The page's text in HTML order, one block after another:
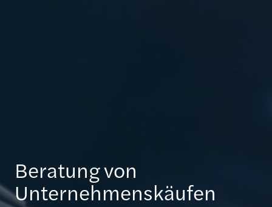
Beratung von
Unternehmenskäufen